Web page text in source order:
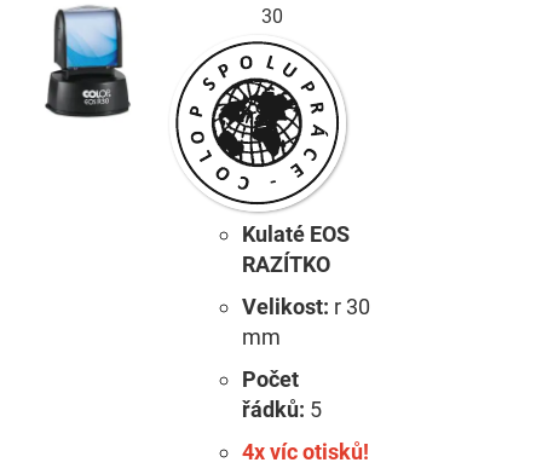
30
Kulaté EOS
RAZÍTKO
Velikost: r 30
mm
Počet
řádků: 5
4x víc otisků!